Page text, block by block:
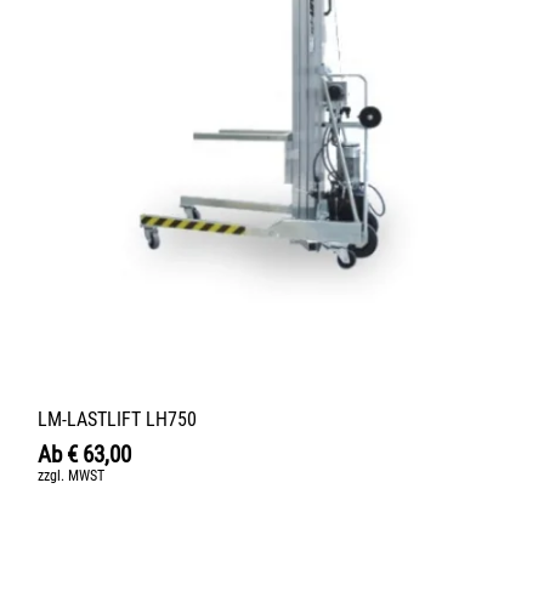
LM-LASTLIFT LH750
Ab€63,00
zzgl. MWST